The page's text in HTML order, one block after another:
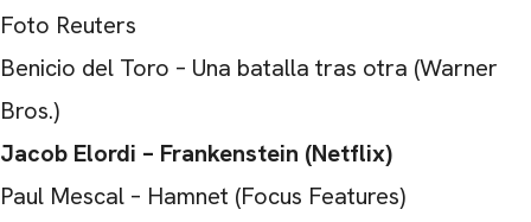
Foto Reuters
Benicio del Toro – Una batalla tras otra (Warner
Bros.)
Jacob Elordi – Frankenstein (Netflix)
Paul Mescal – Hamnet (Focus Features)